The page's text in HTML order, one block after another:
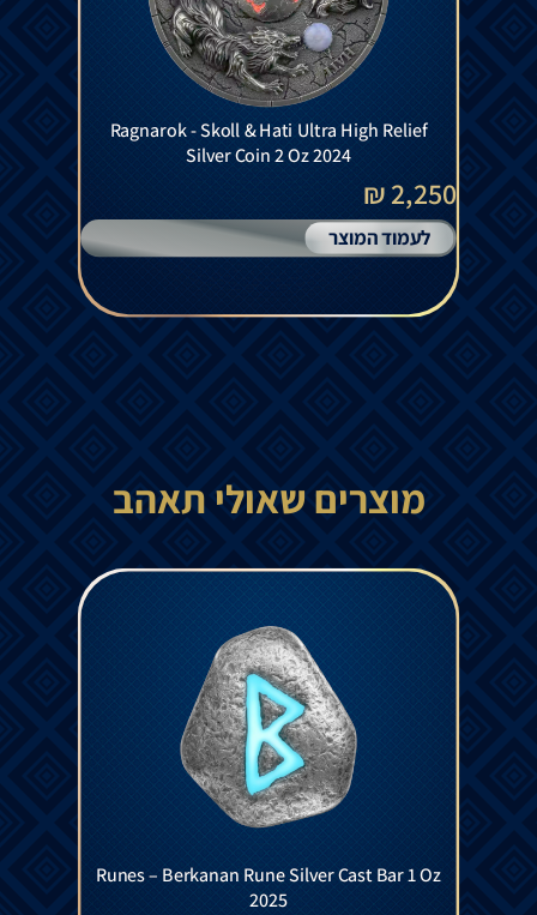
Ragnarok - Skoll & Hati Ultra High Relief
Silver Coin 2 Oz 2024
2,250 ₪
לעמוד המוצר
מוצרים שאולי תאהב
Runes – Berkanan Rune Silver Cast Bar 1 Oz
2025